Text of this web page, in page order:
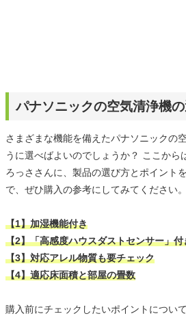
パナソニックの空気清浄機
さまざまな機能を備えたパナソニックの
うに選べばよいのでしょうか？ ここから
ろっささんに、製品の選び方とポイント
で、ぜひ購入の参考にしてみてください
【1】加湿機能付き
【2】「高感度ハウスダストセンサー」付
【3】対応アレル物質も要チェック
【4】適応床面積と部屋の畳数
購入前にチェックしたいポイントについ